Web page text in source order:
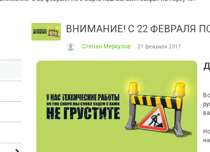
ВНИМАНИЕ! С 22 ФЕВРАЛЯ
Степан Меркулов 21 февраля 2017